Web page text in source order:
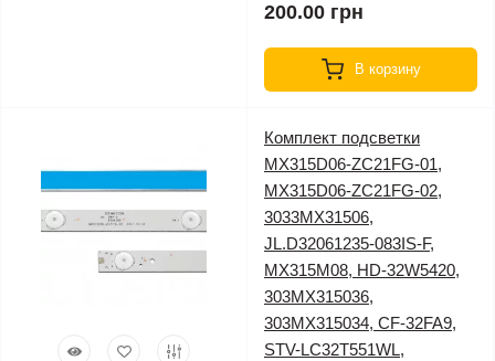
200.00 грн
В корзину
Комплект подсветки
MX315D06-ZC21FG-01,
MX315D06-ZC21FG-02,
3033MX31506,
JL.D32061235-083IS-F,
MX315M08, HD-32W5420,
303MX315036,
303MX315034, CF-32FA9,
STV-LC32T551WL,